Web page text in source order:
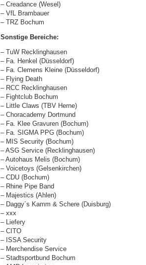
– Creadance (Wesel)
– VfL Brambauer
– TRZ Bochum
Sonstige Bereiche:
– TuW Recklinghausen
– Fa. Henkel (Düsseldorf)
– Fa. Clemens Kleine (Düsseldorf)
– Flying Death
– RCC Recklinghausen
– Fightclub Bochum
– Little Claws (TBV Herne)
– Choracademy Dortmund
– Fa. Klee Gravuren (Bochum)
– Fa. SIGMA PPG (Bochum)
– MIS Security (Bochum)
– ASG Service (Recklinghausen)
– Autohaus Melis (Bochum)
– Voicetoys (Gelsenkirchen)
– CDU (Bochum)
– Rhine Pipe Band
– Majestics (Ahlen)
– Daggy´s Kamm & Schere (Duisburg)
– xxx
– Liefery
– CITO
– ISSA Security
– Merchendise Service
– Stadtsportbund Bochum